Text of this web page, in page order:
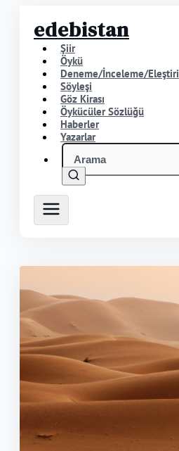
edebistan
Şiir
Öykü
Deneme/İnceleme/Eleştiri
Söyleşi
Göz Kirası
Öykücüler Sözlüğü
Haberler
Yazarlar